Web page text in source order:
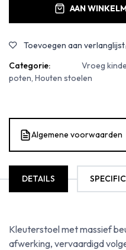
AAN
Toevoegen aan verlanglijst
Categorie:
Vroeg
poten, Houten stoelen
Algemene voorwaarden
DETAILS
Kleuterstoel met massief
afwerking, vervaardigd